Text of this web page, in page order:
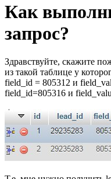
Как
запрос?
Здравствуйте, скажите
из такой таблице у
field_id = 805312 и
field_id=805316 и